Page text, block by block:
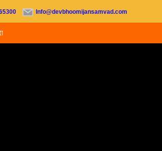
Info@devbhoomijansamvad.com
रची.. 4 आरोपी गिरफ्तार